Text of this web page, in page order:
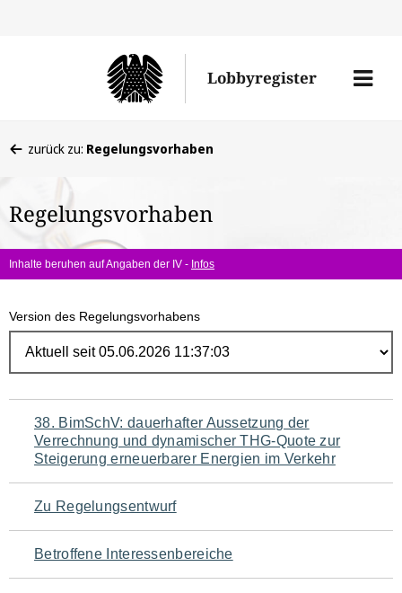
Lobbyregister
Menü
befinden
hier:
zurück zu: Regelungsvorhaben
Regelungsvorhaben
Inhalte beruhen auf Angaben der IV - Infos
Version des Regelungsvorhabens
Navigation
für
den
Seiteninhalt
38. BimSchV: dauerhafter Aussetzung der
Verrechnung und dynamischer THG-Quote zur
Steigerung erneuerbarer Energien im Verkehr
Zu Regelungsentwurf
Betroffene Interessenbereiche